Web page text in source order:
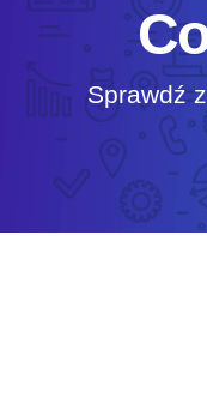
Sprawdź